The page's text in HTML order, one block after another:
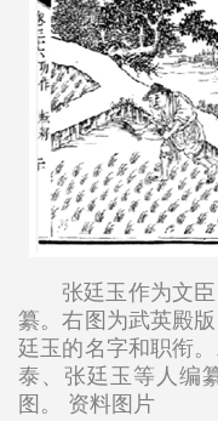
张廷玉作为文
纂。右图为武英殿
廷玉的名字和职衔
泰、张廷玉等人编
图。 资料图片